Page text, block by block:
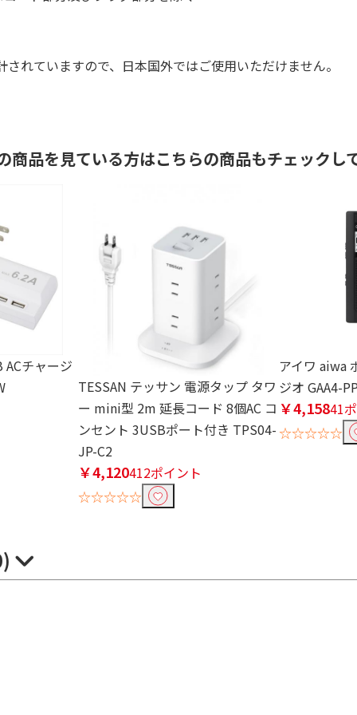
れていますので、日本国外ではご使用いただけません。
商品を見ている方はこちらの商品もチェックし
ACチャージ
TESSAN テッサン 電源タップ タワ
ー mini型 2m 延長コード 8個AC コ
ンセント 3USBポート付き TPS04-
JP-C2
￥4,120412ポイント
☆☆☆☆☆
アイワ aiwa
ジオ GAA4-
￥4,15841
☆☆☆☆☆